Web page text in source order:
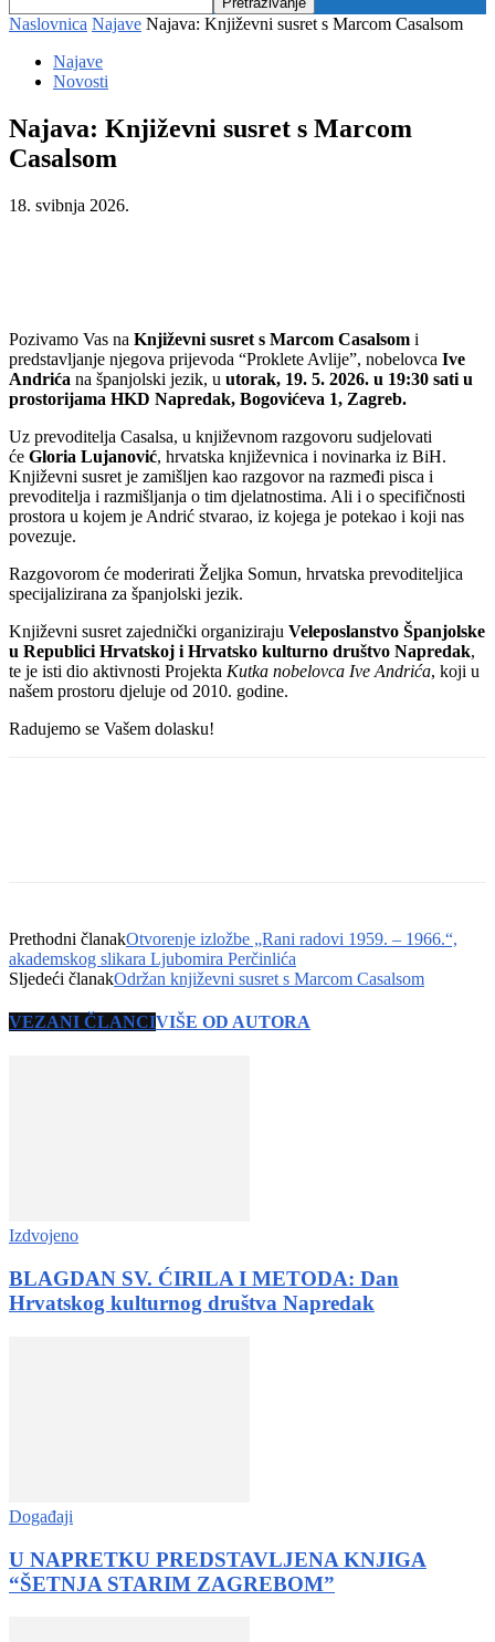
Naslovnica Najave Najava: Književni susret s Marcom Casalsom
Najave
Novosti
Najava: Književni susret s Marcom
Casalsom
18. svibnja 2026.
Pozivamo Vas na Književni susret s Marcom Casalsom i
predstavljanje njegova prijevoda “Proklete Avlije”, nobelovca Ive
Andrića na španjolski jezik, u utorak, 19. 5. 2026. u 19:30 sati u
prostorijama HKD Napredak, Bogovićeva 1, Zagreb.
Uz prevoditelja Casalsa, u književnom razgovoru sudjelovati
će Gloria Lujanović, hrvatska književnica i novinarka iz BiH.
Književni susret je zamišljen kao razgovor na razmeđi pisca i
prevoditelja i razmišljanja o tim djelatnostima. Ali i o specifičnosti
prostora u kojem je Andrić stvarao, iz kojega je potekao i koji nas
povezuje.
Razgovorom će moderirati Željka Somun, hrvatska prevoditeljica
specijalizirana za španjolski jezik.
Književni susret zajednički organiziraju Veleposlanstvo Španjolske
u Republici Hrvatskoj i Hrvatsko kulturno društvo Napredak,
te je isti dio aktivnosti Projekta Kutka nobelovca Ive Andrića, koji u
našem prostoru djeluje od 2010. godine.
Radujemo se Vašem dolasku!
Prethodni članakOtvorenje izložbe „Rani radovi 1959. – 1966.“,
akademskog slikara Ljubomira Perčinlića
Sljedeći članakOdržan književni susret s Marcom Casalsom
VEZANI ČLANCIVIŠE OD AUTORA
Izdvojeno
BLAGDAN SV. ĆIRILA I METODA: Dan
Hrvatskog kulturnog društva Napredak
Događaji
U NAPRETKU PREDSTAVLJENA KNJIGA
“ŠETNJA STARIM ZAGREBOM”